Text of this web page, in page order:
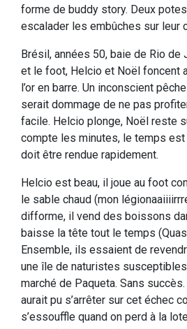
forme de buddy story. Deux
escalader les embûches sur leur
Brésil, années 50, baie de Rio de
et le foot, Helcio et Noël foncent
l’or en barre. Un inconscient
serait dommage de ne pas
facile. Helcio plonge, Noël reste
compte les minutes, le temps est
doit être rendue rapidement.
Helcio est beau, il joue au foot
le sable chaud (mon
difforme, il vend des boissons
baisse la tête tout le temps
Ensemble, ils essaient de
une île de naturistes
marché de Paqueta. Sans
aurait pu s’arrêter sur cet échec
s’essouffle quand on perd à la